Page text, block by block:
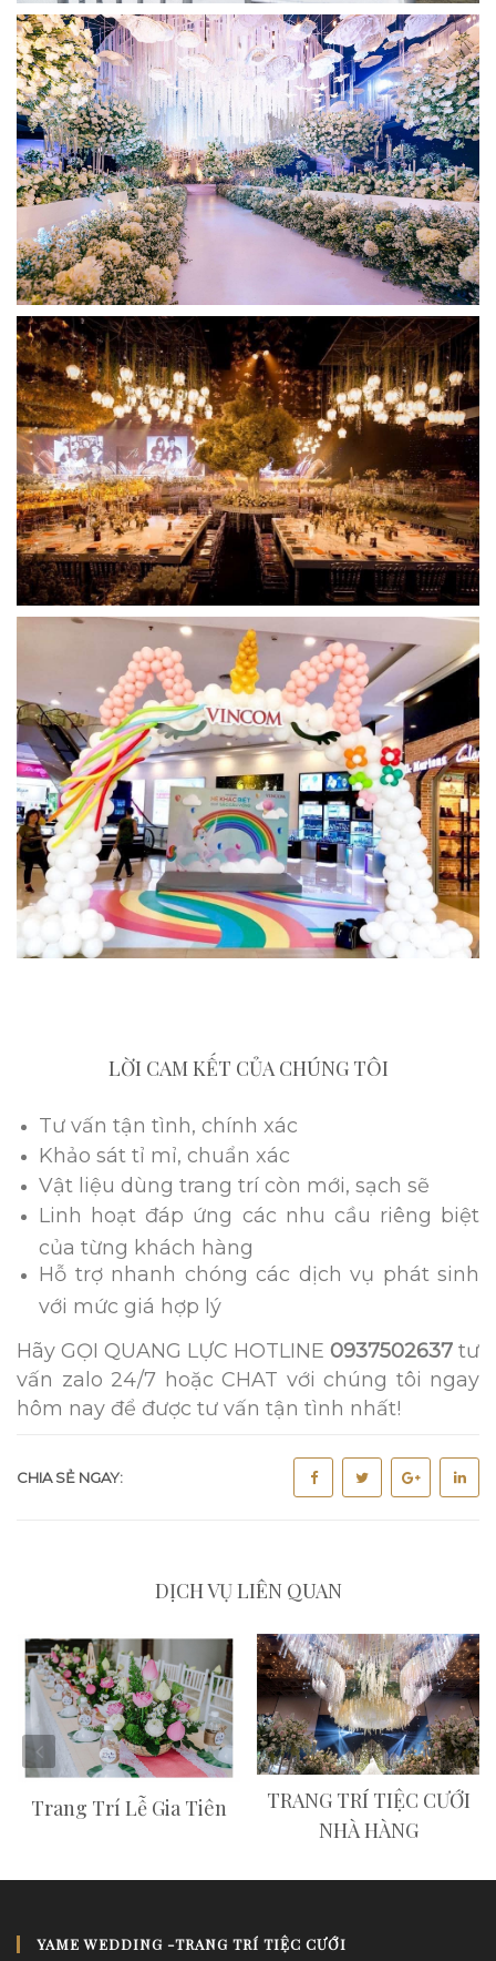
LỜI CAM KẾT CỦA CHÚNG TÔI
Tư vấn tận tình, chính xác
Khảo sát tỉ mỉ, chuẩn xác
Vật liệu dùng trang trí còn mới, sạch sẽ
Linh hoạt đáp ứng các nhu cầu riêng biệt
của từng khách hàng
Hỗ trợ nhanh chóng các dịch vụ phát sinh
với mức giá hợp lý
Hãy GỌI QUANG LỰC HOTLINE 0937502637 tư
vấn zalo 24/7 hoặc CHAT với chúng tôi ngay
hôm nay để được tư vấn tận tình nhất!
CHIA SẺ NGAY:
DỊCH VỤ LIÊN QUAN
Trang Trí Lễ Gia Tiên
TRANG TRÍ TIỆC CƯỚI
NHÀ HÀNG
YAME WEDDING -TRANG TRÍ TIỆC CƯỚI